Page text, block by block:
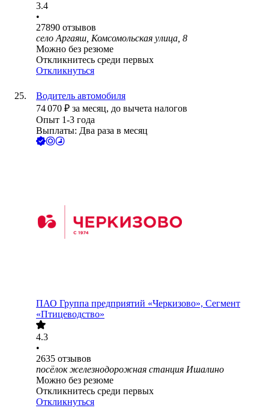
3.4
•
27890 отзывов
село Аргаяш, Комсомольская улица, 8
Можно без резюме
Откликнитесь среди первых
Откликнуться
Водитель автомобиля
74 070 ₽ за месяц, до вычета налогов
Опыт 1-3 года
Выплаты: Два раза в месяц
ПАО Группа предприятий «Черкизово», Сегмент
«Птицеводство»
4.3
•
2635 отзывов
посёлок железнодорожная станция Ишалино
Можно без резюме
Откликнитесь среди первых
Откликнуться